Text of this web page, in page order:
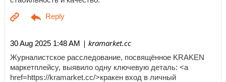
30 Aug 2025 1:48 AM | kramarket.cc
Журналистское расследование, посвящённое KRAKEN
маркетплейсу, выявило одну ключевую деталь: <a
href=https://kramarket.cc/>кракен вход в личный